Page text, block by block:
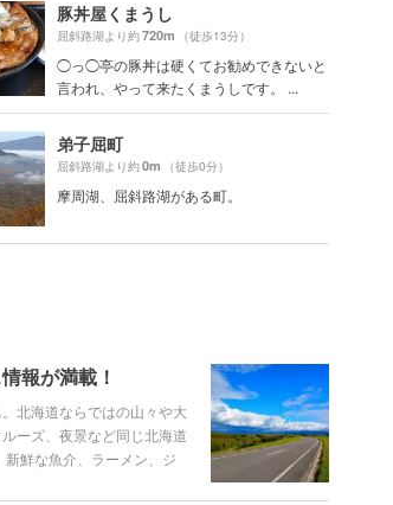
豚丼屋くまうし
屈斜路湖より約720m （徒歩13分）
◯っ◯亭の豚丼は硬くてお勧めできないと
言われ、やって来たくまうしです。 ...
弟子屈町
屈斜路湖より約0m （徒歩0分）
摩周湖、屈斜路湖がある町。
報が満載！
北海道ならではの山々や大
ーズ、夜景など同じ北海道
鮮な魚介、ラーメン、ジ